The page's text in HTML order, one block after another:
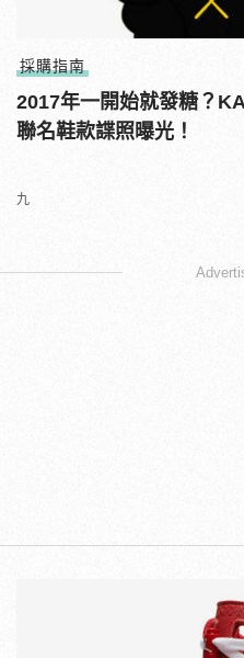
採購指南
2017年一開始就發糖？
聯名鞋款諜照曝光！
九